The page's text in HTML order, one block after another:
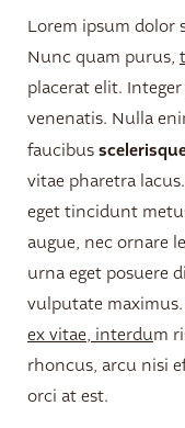
Lorem ipsum dolor
Nunc quam purus,
placerat elit.
venenatis. Nulla
faucibus
vitae pharetra
eget tincidunt
augue, nec ornare
urna eget posuere
vulputate
ex vitae, interdum
rhoncus, arcu nisi
orci at est.